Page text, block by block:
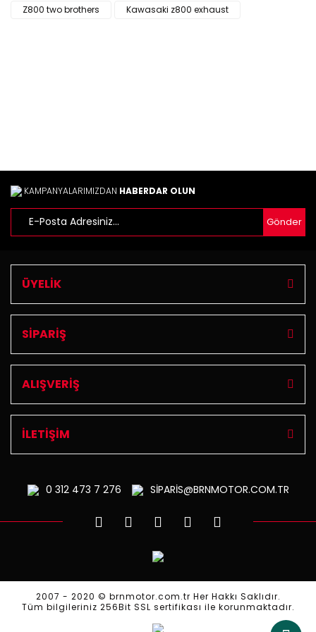
Z800 two brothers
Kawasaki z800 exhaust
KAMPANYALARIMIZDAN HABERDAR OLUN
Gönder
ÜYELİK
SİPARİŞ
ALIŞVERİŞ
İLETİŞİM
0 312473 7 276 SİPARİS@BRNMOTOR.COM.TR
2007 - 2020 © brnmotor.com.tr Her Hakkı Saklıdır.
Tüm bilgileriniz 256Bit SSL sertifikası ile korunmaktadır.